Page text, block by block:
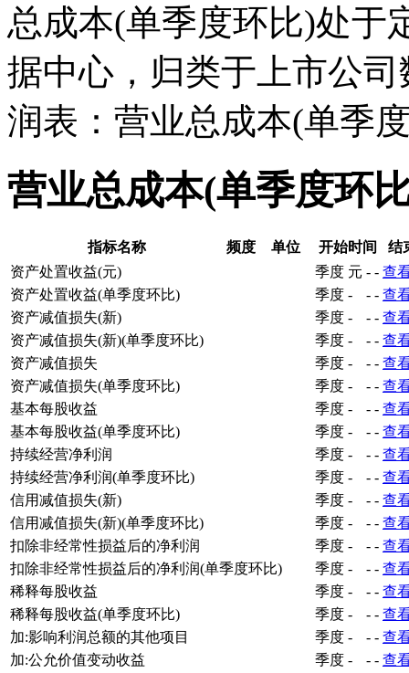
总成本(单季度环比)处于
据中心，归类于上市公
润表：营业总成本(单季
营业总成本(单季度环
指标名称 频度 单位 开始时间
结
资产处置收益(元)
季度 元 - - 查
资产处置收益(单季度环比)
季度 - - - 查
资产减值损失(新)
季度 - - - 查
资产减值损失(新)(单季度环比)
季度 - - - 查
资产减值损失
季度 - - - 查
资产减值损失(单季度环比)
季度 - - - 查
基本每股收益
季度 - - - 查
基本每股收益(单季度环比)
季度 - - - 查
持续经营净利润
季度 - - - 查
持续经营净利润(单季度环比)
季度 - - - 查
信用减值损失(新)
季度 - - - 查
信用减值损失(新)(单季度环比)
季度 - - - 查
扣除非经常性损益后的净利润
季度 - - - 查
扣除非经常性损益后的净利润(单季度环比)
季度 - - - 查
稀释每股收益
季度 - - - 查
稀释每股收益(单季度环比)
季度 - - - 查
加:影响利润总额的其他项目
季度 - - - 查
加:公允价值变动收益
季度 - - - 查